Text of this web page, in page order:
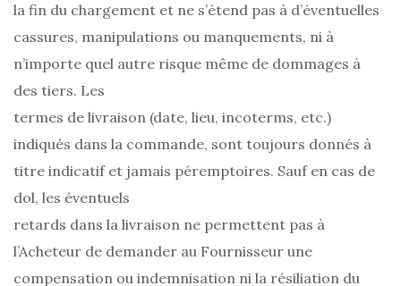
la fin du chargement et ne s’étend pas à d’éventuelles
cassures, manipulations ou manquements, ni à
n’importe quel autre risque même de dommages à
des tiers. Les
termes de livraison (date, lieu, incoterms, etc.)
indiqués dans la commande, sont toujours donnés à
titre indicatif et jamais péremptoires. Sauf en cas de
dol, les éventuels
retards dans la livraison ne permettent pas à
l’Acheteur de demander au Fournisseur une
compensation ou indemnisation ni la résiliation du